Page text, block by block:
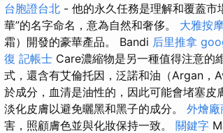
台胞證台北 - 他的永久任務是理解和覆蓋市
華”的名字命名，意為自然和奢侈。 大雅按
霜）開發的豪華產品。 Bandi 后里推拿
復 記帳士 Care濃縮物是另一種值得注意的
式，還含有艾倫托因，泛諾和油（Argan，
於成分，血清是油性的，因此可能會堵塞
淡化皮膚以避免曬黑和黑子的成分。 外燴廠
害，照顧膚色並與化妝保持一致。 關鍵字